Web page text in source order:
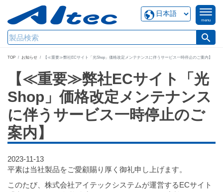
menu
search
TOP お知らせ 【≪重要≫弊社ECサイト「光Shop」価格改定メンテナンスに伴うサービス一時停止のご案内】
【≪重要≫弊社ECサイト「光
Shop」価格改定メンテナンス
に伴うサービス一時停止のご
案内】
2023-11-13
平素は当社製品をご愛顧賜り厚く御礼申し上げます。
このたび、株式会社アイテックシステムが運営するECサイト